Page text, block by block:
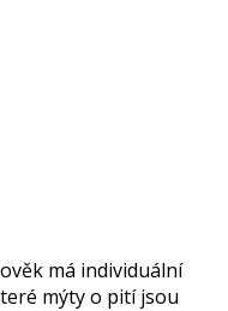
má individuální
mýty o pití jsou